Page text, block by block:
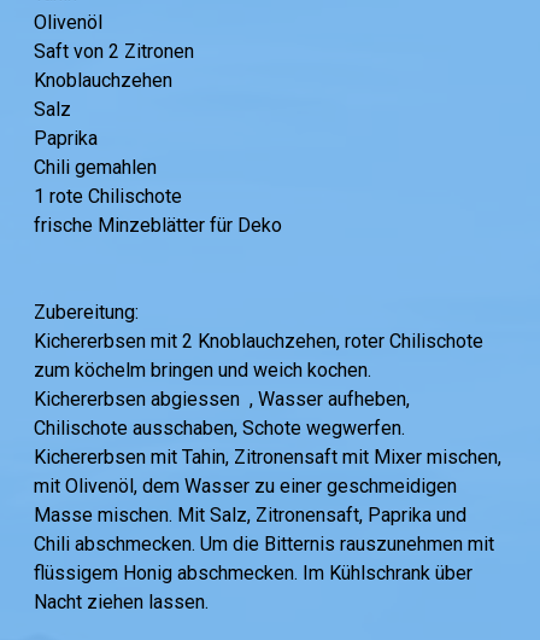
Olivenöl
Saft von 2 Zitronen
Knoblauchzehen
Salz
Paprika
Chili gemahlen
1 rote Chilischote
frische Minzeblätter für Deko
Zubereitung:
Kichererbsen mit 2 Knoblauchzehen, roter Chilischote
zum köchelm bringen und weich kochen.
Kichererbsen abgiessen , Wasser aufheben,
Chilischote ausschaben, Schote wegwerfen.
Kichererbsen mit Tahin, Zitronensaft mit Mixer mischen,
mit Olivenöl, dem Wasser zu einer geschmeidigen
Masse mischen. Mit Salz, Zitronensaft, Paprika und
Chili abschmecken. Um die Bitternis rauszunehmen mit
flüssigem Honig abschmecken. Im Kühlschrank über
Nacht ziehen lassen.